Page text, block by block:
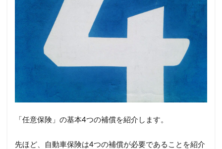
「任意保険」の基本4つの補償を紹介します。
先ほど、自動車保険は4つの補償が必要であることを紹介